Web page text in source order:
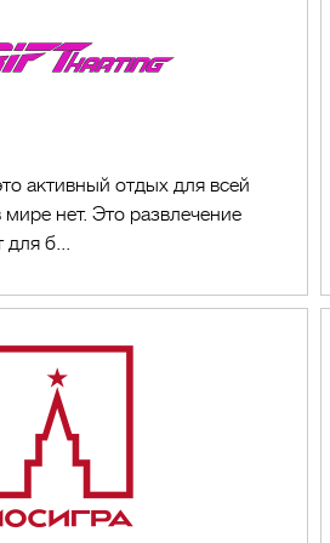
картинг
активный отдых для всей
нет. Это развлечение
для б...
Мосигра